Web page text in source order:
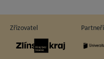
Zřizovatel Partneři